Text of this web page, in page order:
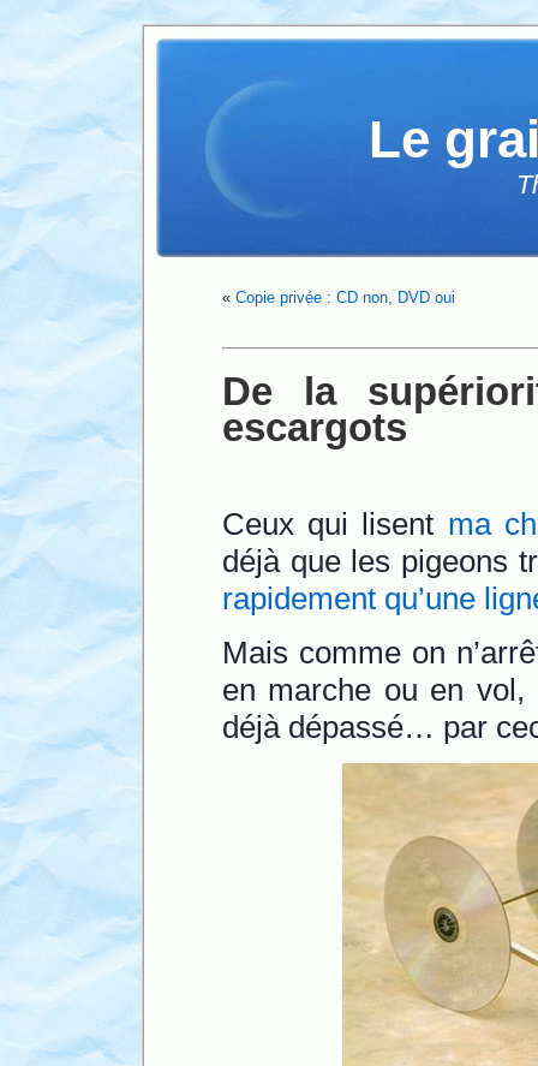
Le
« Copie privée : CD non, DVD oui
De la
escargots
Ceux qui lisent ma
déjà que les pigeons
rapidement qu’une
Mais comme on
en marche ou en vol,
déjà dépassé… par